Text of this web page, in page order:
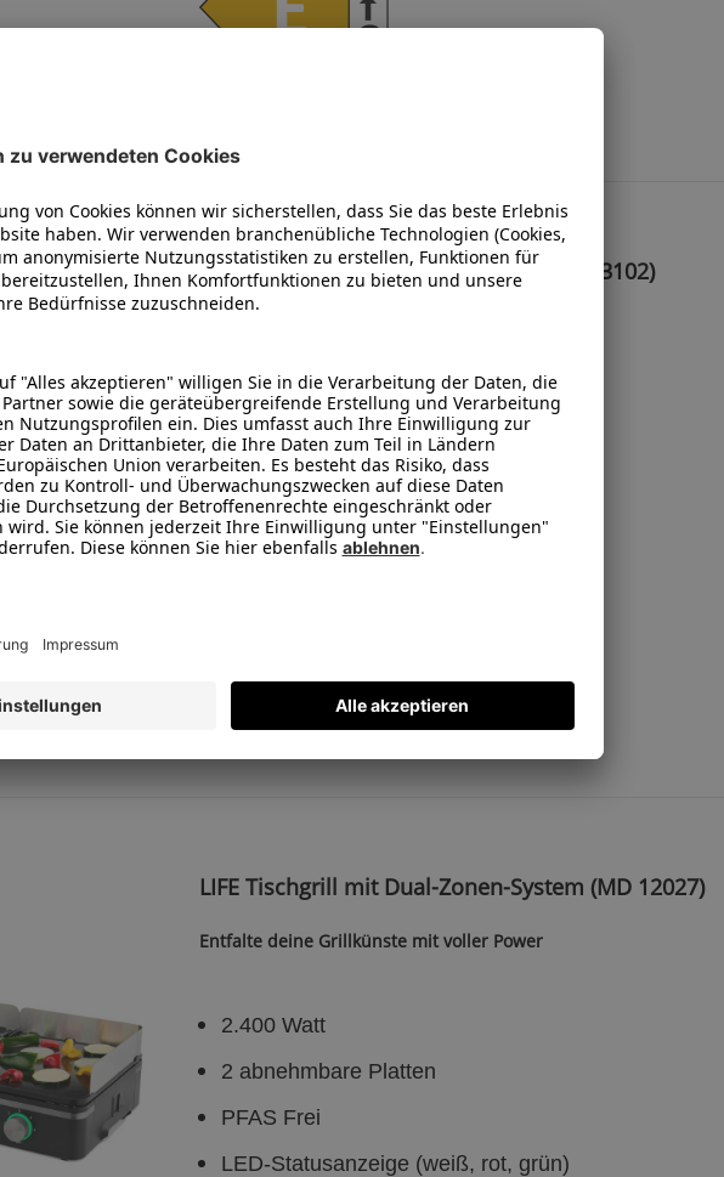
LIFE Kühlbox mit Wärmefunktion (MD 13102)
Leistung max. 58 W
Kühl und Warmhaltefunktion
40 L Kapazität
5V-USB-Anschluss
LIFE Tischgrill mit Dual-Zonen-System (MD 12027)
Entfalte deine Grillkünste mit voller Power
2.400 Watt
2 abnehmbare Platten
PFAS Frei
LED-Statusanzeige (weiß, rot, grün)